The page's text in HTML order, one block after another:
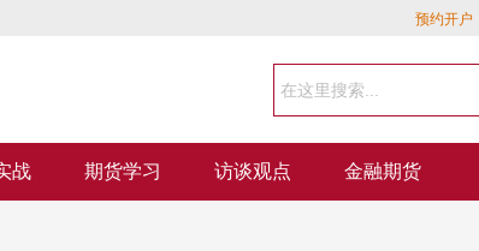
预约开户
战 期货学习 访谈观点 金融期货